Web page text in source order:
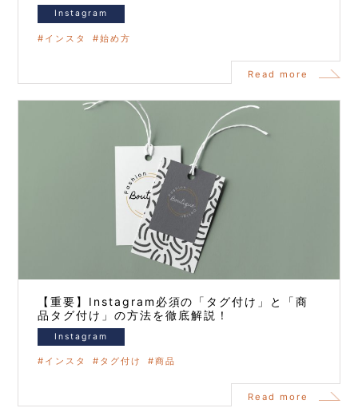
Instagram
インスタ 始め方
Read more
【重要】Instagram必須の「タグ付け」と「商
品タグ付け」の方法を徹底解説！
Instagram
インスタ タグ付け 商品
Read more